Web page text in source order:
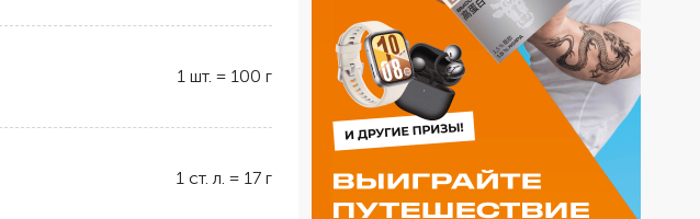
1 шт. = 100 г
1 ст. л. = 17 г